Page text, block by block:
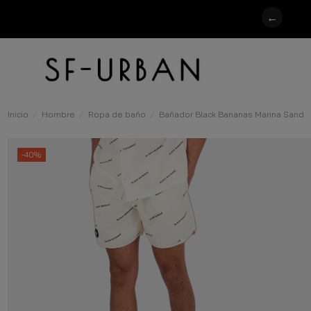
←
Inicio Hombre Ropa de baño Bañador Black Bananas Marina Sand
-40%